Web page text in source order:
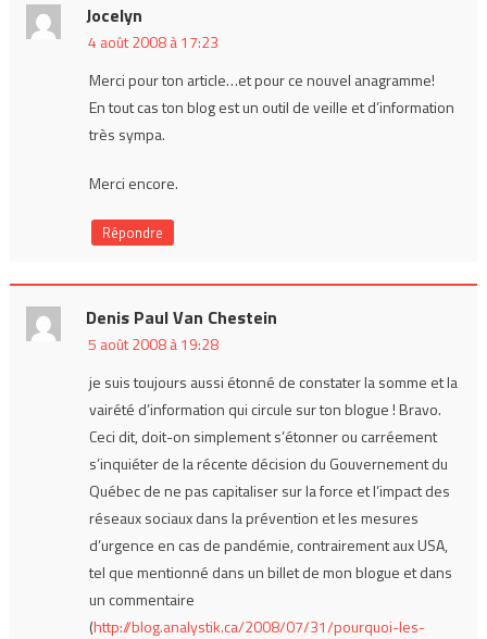
Jocelyn
4 août 2008 à 17:23
Merci pour ton article…et pour ce nouvel anagramme!
En tout cas ton blog est un outil de veille et d’information
très sympa.
Merci encore.
Répondre
Denis Paul Van Chestein
5 août 2008 à 19:28
je suis toujours aussi étonné de constater la somme et la
vairété d’information qui circule sur ton blogue ! Bravo.
Ceci dit, doit-on simplement s’étonner ou carréement
s’inquiéter de la récente décision du Gouvernement du
Québec de ne pas capitaliser sur la force et l’impact des
réseaux sociaux dans la prévention et les mesures
d’urgence en cas de pandémie, contrairement aux USA,
tel que mentionné dans un billet de mon blogue et dans
un commentaire
(http://blog.analystik.ca/2008/07/31/pourquoi-les-